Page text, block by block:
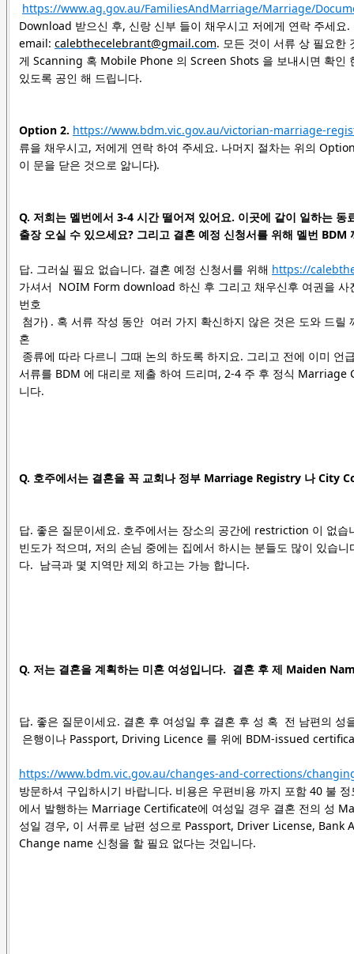
https://www.ag.gov.au/FamiliesAndMarriage/Marriage/
Download 받으신 후, 신랑 신부 들이 채우시고 저에게 연락 주세
email: calebthecelebrant@gmail.com. 모든 것이 서류 상 필요한
게 Scanning 혹 Mobile Phone 의 Screen Shots 을 보내시면 확인
있도록 공인 해 드립니다.
Option 2. https://www.bdm.vic.gov.au/victorian-marriage-
류을 채우시고, 저에게 연락 하여 주세요. 나머지 절차는 위의
이 문을 닫은 것으로 앎니다).
Q. 저희는 멜번에서 3-4 시간 떨어져 있어요. 이곳에 같이 일하는
출장 오실 수 있으세요? 그리고 결혼 예정 신청서를 위해 멜번 BDM
답. 그러실 필요 없습니다. 결혼 예정 신청서를 위해 https://
가셔서 NOIM Form download 하신 후 그리고 채우신후 여권을
번호
첨가) . 혹 서류 작성 동안 여러 가지 확신하지 않은 것은 도와 드
혼
종류에 따라 다르니 그때 논의 하도록 하지요. 그리고 전에 이미
서류를 BDM 에 대리로 제출 하여 드리며, 2-4 주 후 정식
니다.
Q. 호주에서는 결혼을 꼭 교회나 정부 Marriage Registry 나 City
답. 좋은 질문이세요. 호주에서는 장소의 공간에 restriction 이 없
빈도가 적으며, 저의 손님 중에는 집에서 하시는 분들도 많이 있습
다. 남극과 몇 지역만 제외 하고는 가능 합니다.
Q. 저는 결혼을 계획하는 미혼 여성입니다. 결혼 후 제 Maiden
답. 좋은 질문이세요. 결혼 후 여성일 후 결혼 후 성 혹 전 남편의 성
은행이나 Passport, Driving Licence 를 위에 BDM-issued
https://www.bdm.vic.gov.au/changes-and-corrections/
방문하셔 구입하시기 바랍니다. 비용은 우편비용 까지 포함 40 불
에서 발행하는 Marriage Certificate에 여성일 경우 결혼 전의 성
성일 경우, 이 서류로 남편 성으로 Passport, Driver License, Bank
Change name 신청을 할 필요 없다는 것입니다.